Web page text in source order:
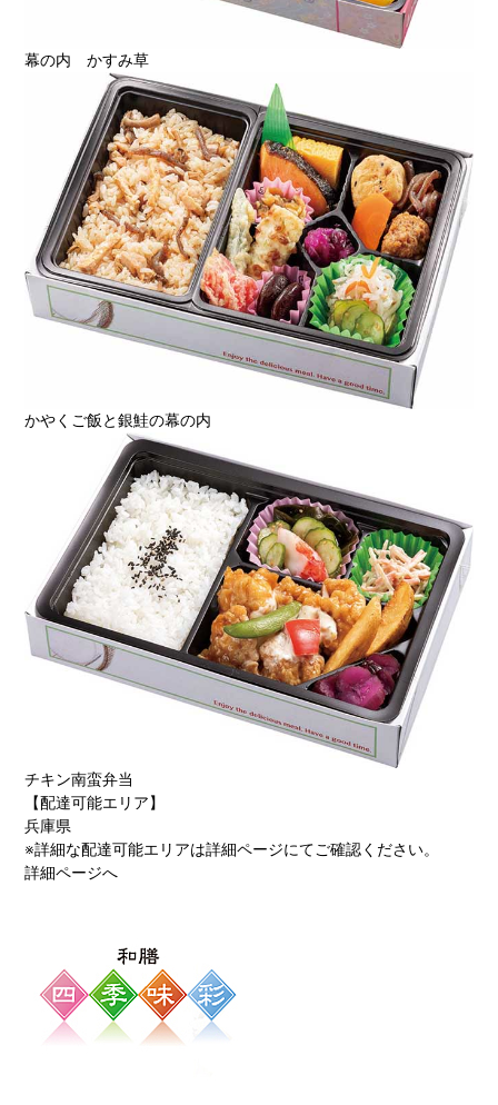
幕の内 かすみ草
かやくご飯と銀鮭の幕の内
チキン南蛮弁当
【配達可能エリア】
兵庫県
※詳細な配達可能エリアは詳細ページにてご確認ください。
詳細ページへ